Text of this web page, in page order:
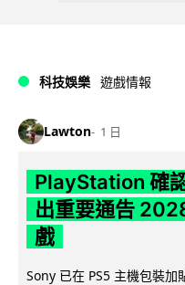
科技娛樂 遊戲情報
Lawton 1 日
PlayStation 確
出重要通告
戲
Sony 已在 PS5 主機包裝